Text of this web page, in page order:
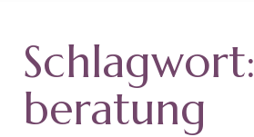
Schlagwort:
beratung